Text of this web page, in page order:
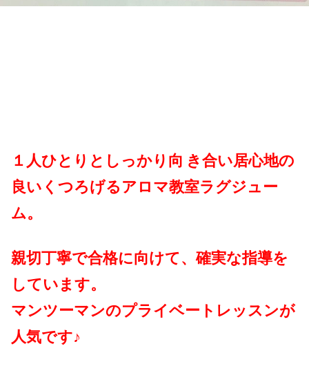
１人ひとりとしっかり向 き合い居心地の
良いくつろげるアロマ教室ラグジュー
ム。
親切丁寧で合格に向けて、確実な指導を
しています。
マンツーマンのプライベートレッスンが
人気です♪